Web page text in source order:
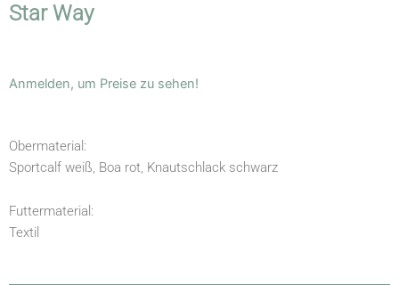
Star Way
Anmelden, um Preise zu sehen!
Obermaterial:
Sportcalf weiß, Boa rot, Knautschlack schwarz
Futtermaterial:
Textil